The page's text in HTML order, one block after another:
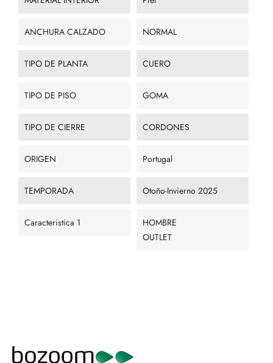
ANCHURA CALZADO NORMAL
TIPO DE PLANTA CUERO
TIPO DE PISO GOMA
TIPO DE CIERRE CORDONES
ORIGEN Portugal
TEMPORADA Otoño-Invierno 2025
Caracteristica 1
HOMBRE
OUTLET